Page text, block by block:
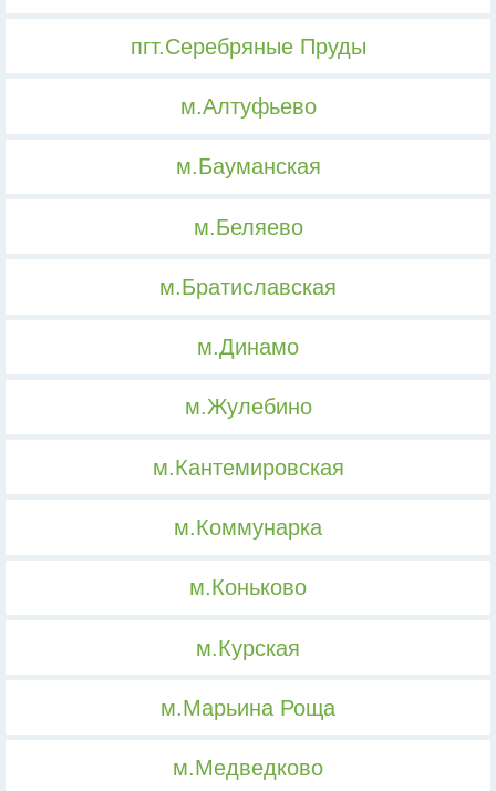
пгт.Серебряные Пруды
м.Алтуфьево
м.Бауманская
м.Беляево
м.Братиславская
м.Динамо
м.Жулебино
м.Кантемировская
м.Коммунарка
м.Коньково
м.Курская
м.Марьина Роща
м.Медведково